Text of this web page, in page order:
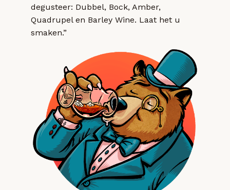
degusteer: Dubbel, Bock, Amber,
Quadrupel en Barley Wine. Laat het u
smaken.”